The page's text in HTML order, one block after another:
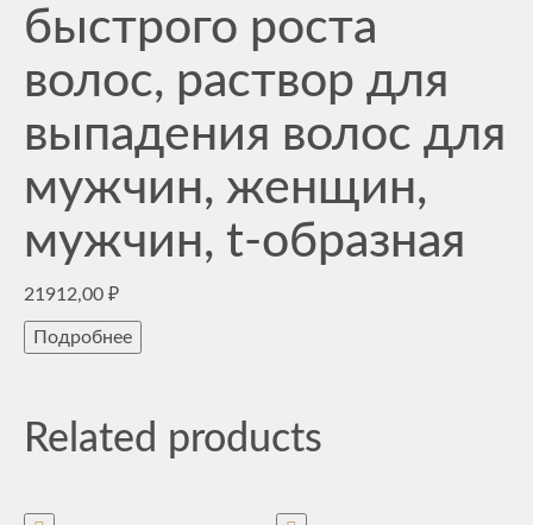
быстрого роста
волос, раствор для
выпадения волос для
мужчин, женщин,
мужчин, t-образная
21912,00 ₽
Подробнее
Related products